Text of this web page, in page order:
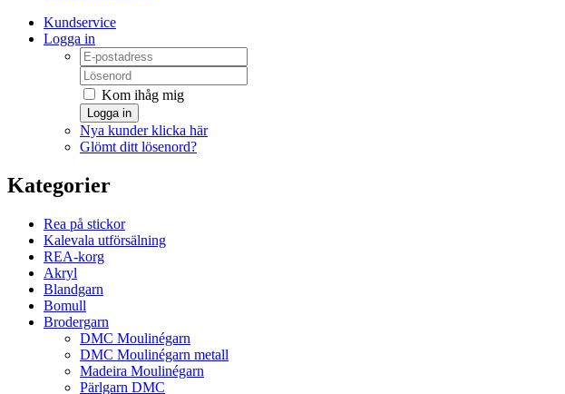
Kundservice
Logga in
Kom ihåg mig
Logga in
Nya kunder klicka här
Glömt ditt lösenord?
Kategorier
Rea på stickor
Kalevala utförsälning
REA-korg
Akryl
Blandgarn
Bomull
Brodergarn
DMC Moulinégarn
DMC Moulinégarn metall
Madeira Moulinégarn
Pärlgarn DMC